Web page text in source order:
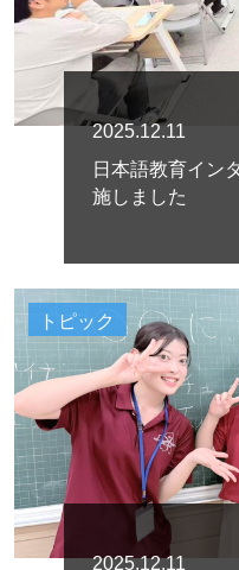
2025.12.11
日本語教育イン
施しました
トピック
2025.12.11